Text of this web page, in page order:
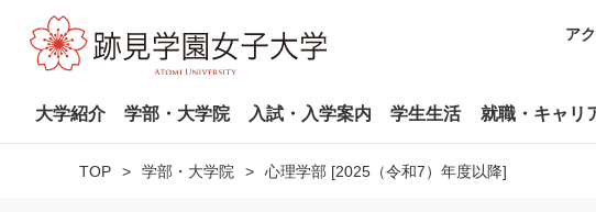
ア
大学紹介 学部・大学院 入試・入学案内 学生生活 就職・キャリ
TOP 学部・大学院 心理学部 [2025（令和7）年度以降]